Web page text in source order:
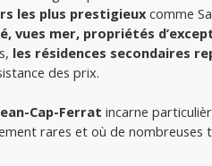
les plus prestigieux
vues mer, propriétés
les résidences secondaires
des prix.
Cap-Ferrat incarne
rares et où de nombreuses